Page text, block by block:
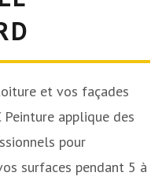
et vos façades
applique des
pour
surfaces pendant 5 à